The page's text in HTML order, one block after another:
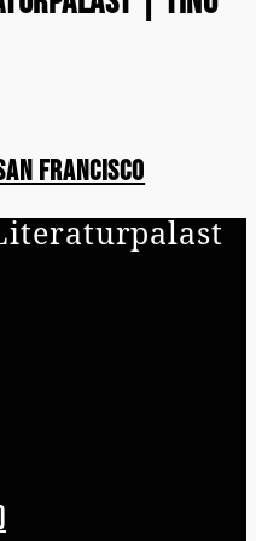
Francisco